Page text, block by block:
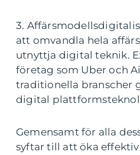
3.
att omvandla hela
utnyttja digital teknik.
företag som Uber och
traditionella branscher
digital
Gemensamt för alla
syftar till att öka